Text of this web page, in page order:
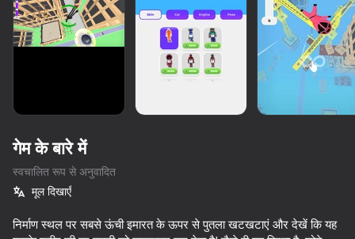
सभी मुफ्त। सभी आपके।
Perfect Flip
Extreme Flip
Trampoline Flip
गेम के बारे में
स्वचालित रूप से अनुवादित
मूल दिखाएँ
निर्माण स्थल पर सबसे ऊंची इमारत के ऊपर से पुतला खटखटाएं और देखें कि यह